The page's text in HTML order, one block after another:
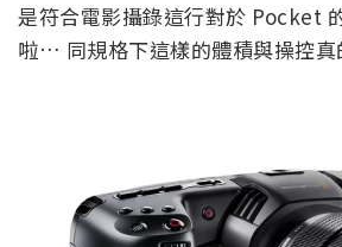
是符合電影攝錄這行對於 Pocket
啦… 同規格下這樣的體積與操控真